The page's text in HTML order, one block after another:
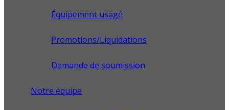
Équipement usagé
Promotions/Liquidations
Demande de soumission
Notre équipe